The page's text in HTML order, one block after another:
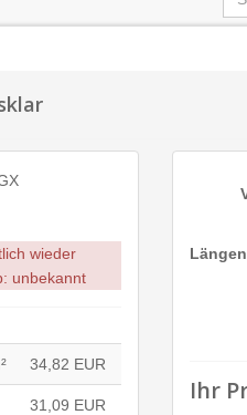
wieder
unbekannt
34,82 EUR
31,09 EUR Ihr